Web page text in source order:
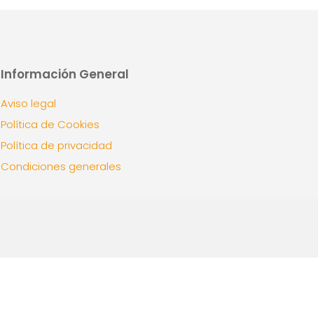
Información General
Aviso legal
Política de Cookies
Política de privacidad
Condiciones generales